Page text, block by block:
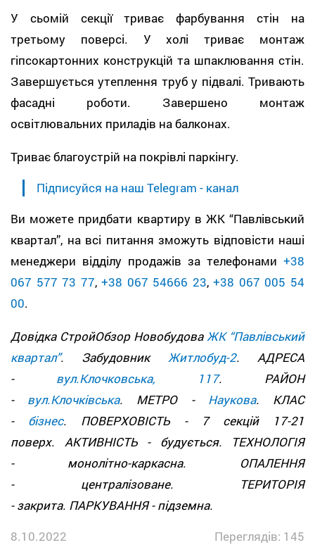
У сьомій секції триває фарбування стін на
третьому поверсі. У холі триває монтаж
гіпсокартонних конструкцій та шпаклювання стін.
Завершується утеплення труб у підвалі. Тривають
фасадні роботи. Завершено монтаж
освітлювальних приладів на балконах.
Триває благоустрій на покрівлі паркінгу.
Підписуйся на наш Telegram - канал
Ви можете придбати квартиру в ЖК “Павлівський
квартал”, на всі питання зможуть відповісти наші
менеджери відділу продажів за телефонами +38
067 577 73 77,+38 067 54666 23,+38 067 005 54
00.
Довідка СтройОбзор НовобудоваЖК “Павлівський
квартал”. Забудовник Житлобуд-2. АДРЕСА
- вул.Клочковська, 117. РАЙОН
- вул.Клочківська. МЕТРО - Наукова. КЛАС
- бізнес. ПОВЕРХОВІСТЬ - 7 секцій 17-21
поверх. АКТИВНІСТЬ - будується. ТЕХНОЛОГІЯ
- монолітно-каркасна. ОПАЛЕННЯ
- централізоване. ТЕРИТОРІЯ
- закрита. ПАРКУВАННЯ - підземна.
8.10.2022
Переглядів: 145